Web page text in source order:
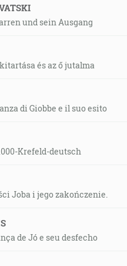
und sein Ausgang
és az ő jutalma
di Giobbe e il suo esito
Krefeld-deutsch
Joba i jego zakończenie.
de Jó e seu desfecho